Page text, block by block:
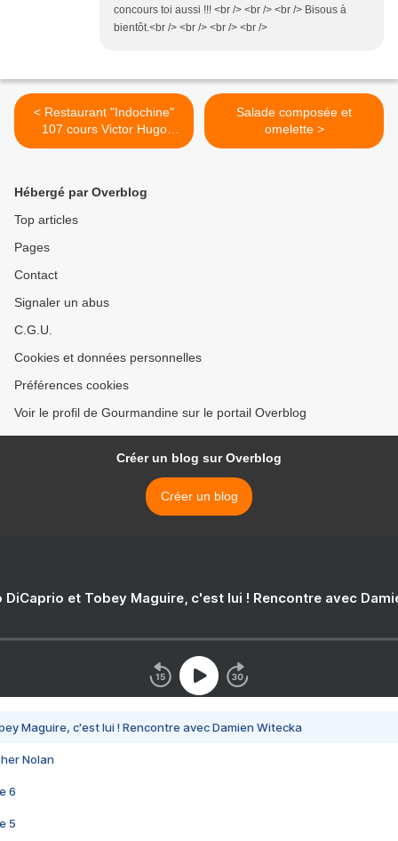
concours toi aussi !!! <br /> <br /> <br /> Bisous à
bientôt.<br /> <br /> <br /> <br />
< Restaurant "Indochine"
107 cours Victor Hugo
47000 AGEN
Salade composée et
omelette >
Hébergé par Overblog
Top articles
Pages
Contact
Signaler un abus
C.G.U.
Cookies et données personnelles
Préférences cookies
Voir le profil de Gourmandine sur le portail Overblog
Créer un blog sur Overblog
Créer un blog
DiCaprio et Tobey Maguire, c'est lui ! Rencontre avec
Maguire, c'est lui ! Rencontre avec Damien Witecka
Nolan
6
5